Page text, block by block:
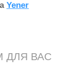
Yener
ДЛЯ ВАС